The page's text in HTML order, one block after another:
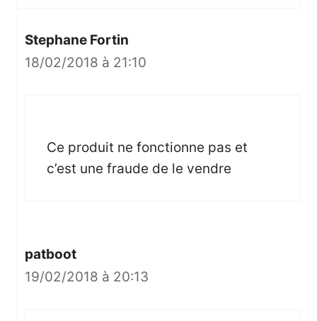
Stephane Fortin
18/02/2018 à 21:10
Ce produit ne fonctionne pas et
c’est une fraude de le vendre
patboot
19/02/2018 à 20:13